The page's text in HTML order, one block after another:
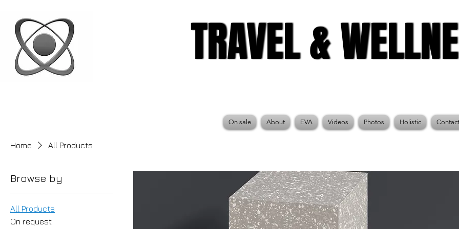
TRAVEL &
TRAVEL &
On sale About EVA Videos Photos Holistic Contact
Home All Products
Browse by
All Products
On request